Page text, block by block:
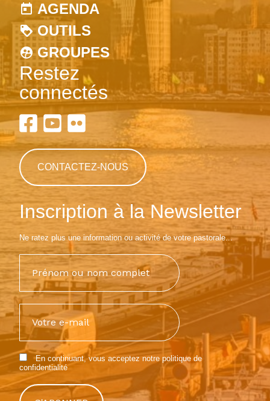
AGENDA
OUTILS
GROUPES
Restez
connectés
CONTACTEZ-NOUS
Inscription à la Newsletter
Ne ratez plus une information ou activité de votre pastorale...
En continuant, vous acceptez notre politique de
confidentialité